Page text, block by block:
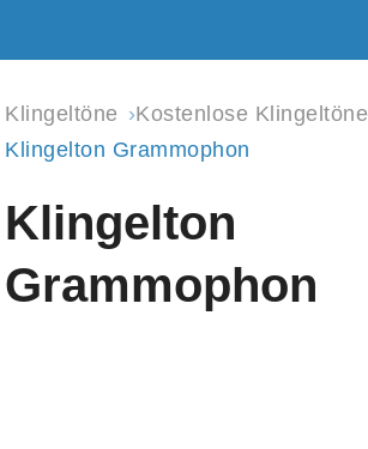
Klingeltöne
Kostenlose Klingeltöne
Klingelton Grammophon
Klingelton
Grammophon